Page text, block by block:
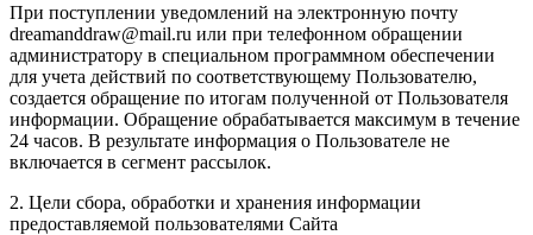
При поступлении уведомлений на электронную почту
dreamanddraw@mail.ru или при телефонном обращении
администратору в специальном программном обеспечении
для учета действий по соответствующему Пользователю,
создается обращение по итогам полученной от Пользователя
информации. Обращение обрабатывается максимум в течение
24 часов. В результате информация о Пользователе не
включается в сегмент рассылок.
2. Цели сбора, обработки и хранения информации
предоставляемой пользователями Сайта